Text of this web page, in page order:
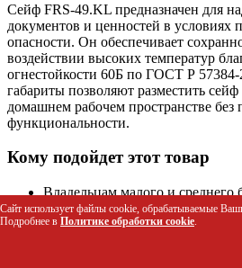
Сейф FRS-49.KL предназначен для
документов и ценностей в
опасности. Он обеспечивает
воздействии высоких температур
огнестойкости 60Б по ГОСТ Р
габариты позволяют разместить
домашнем рабочем пространстве без
функциональности.
Кому подойдет этот товар
Владельцам малого и среднего
бухгалтерских документов и
Частным лицам для защиты
Сайт использует файлы cookie, обрабатываемые
Подробнее в Политике обработки cookie.